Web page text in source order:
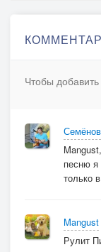
Чтобы
песню
только
Mangust
Рулит